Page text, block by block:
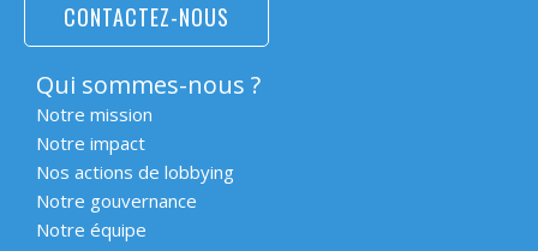
CONTACTEZ-NOUS
Qui sommes-nous ?
Notre mission
Notre impact
Nos actions de lobbying
Notre gouvernance
Notre équipe